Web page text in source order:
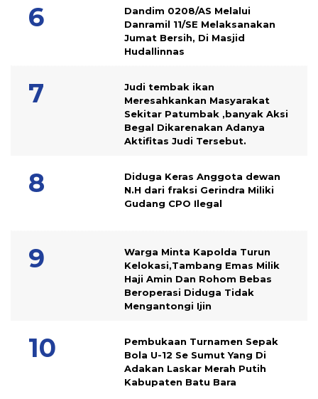
Dandim 0208/AS Melalui
Danramil 11/SE Melaksanakan
Jumat Bersih, Di Masjid
Hudallinnas
Judi tembak ikan
Meresahkankan Masyarakat
Sekitar Patumbak ,banyak Aksi
Begal Dikarenakan Adanya
Aktifitas Judi Tersebut.
Diduga Keras Anggota dewan
N.H dari fraksi Gerindra Miliki
Gudang CPO Ilegal
Warga Minta Kapolda Turun
Kelokasi,Tambang Emas Milik
Haji Amin Dan Rohom Bebas
Beroperasi Diduga Tidak
Mengantongi Ijin
Pembukaan Turnamen Sepak
Bola U-12 Se Sumut Yang Di
Adakan Laskar Merah Putih
Kabupaten Batu Bara